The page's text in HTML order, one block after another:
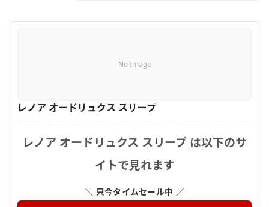
No Image
レノア オードリュクス スリープ
レノア オードリュクス スリープ は以下のサ
イトで見れます
＼ 只今タイムセール中 ／